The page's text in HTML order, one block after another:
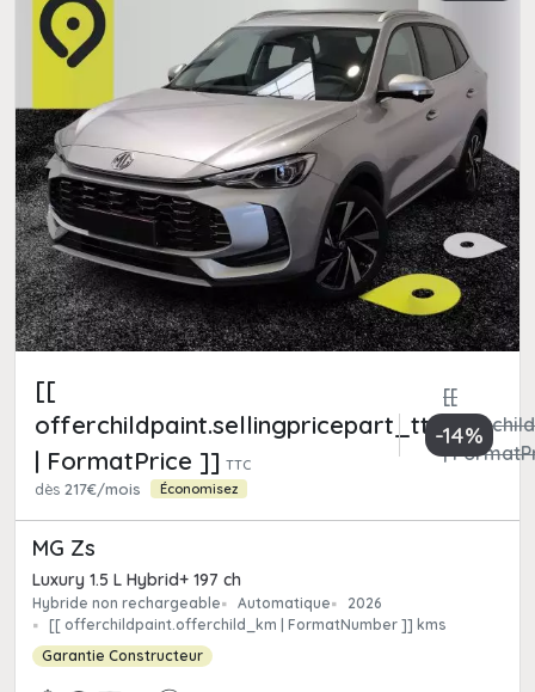
[[
offerchildpaint.sellingpricepart_ttc
| FormatPrice ]] TTC
[[
|
dès 217€/mois Économisez
-14%
MG Zs
Luxury 1.5 L Hybrid+ 197 ch
Hybride non rechargeable Automatique
2026
[[ offerchildpaint.offerchild_km | FormatNumber ]] kms
Garantie Constructeur